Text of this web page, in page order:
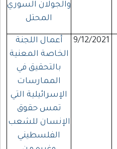
والجولان السوري
المحتل
9/12/2021
أعمال اللجنة
الخاصة المعنية
بالتحقيق في
الممارسات
الإسرائيلية التي
تمس حقوق
الإنسان للشعب
الفلسطيني